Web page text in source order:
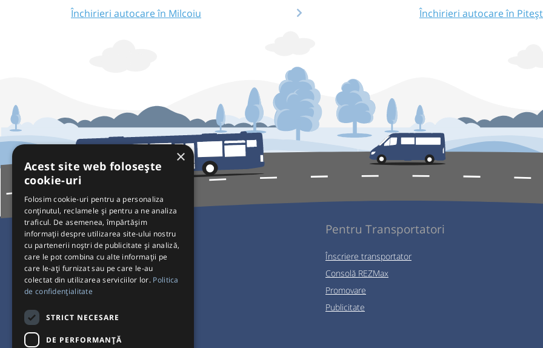
Închirieri autocare în Milcoiu
Închirieri autocare în
Pentru Călători
Curse autobuz
Plecări/Sosiri
Setări de cookie-uri
Pentru Transportatori
Înscriere transportator
Consolă REZMax
Promovare
Publicitate
×
Acest site web folosește
cookie-uri
Folosim cookie-uri pentru a personaliza
conținutul, reclamele și pentru a ne analiza
traficul. De asemenea, împărtășim
informații despre utilizarea site-ului nostru
cu partenerii noștri de publicitate și analiză,
care le pot combina cu alte informații pe
care le-ați furnizat sau pe care le-au
colectat din utilizarea serviciilor lor. Politica
de confidențialitate
STRICT NECESARE
DE PERFORMANȚĂ